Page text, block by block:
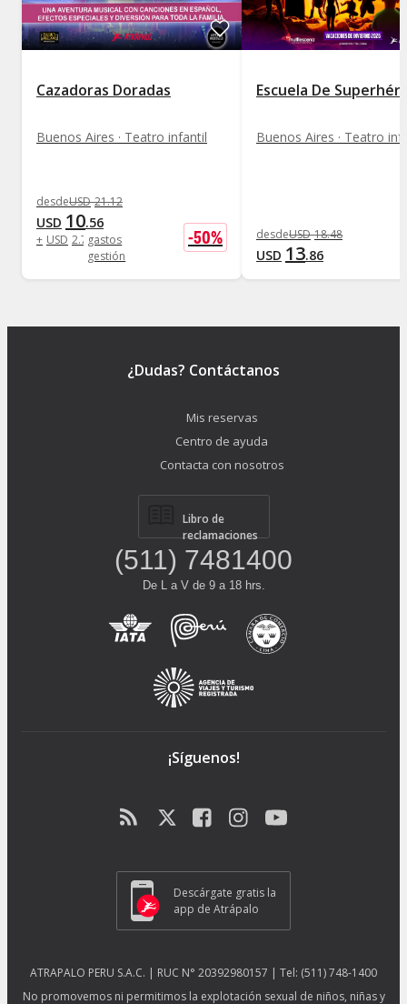
Cazadoras Doradas
Buenos Aires · Teatro infantil
desdeUSD 21.12
USD 10.56
+ USD 2.75gastos
gestión
-50%
Escuela De
Buenos Aires · Teatro
desdeUSD 18.48
USD 13.86
¿Dudas? Contáctanos
Mis reservas
Centro de ayuda
Contacta con nosotros
Libro de
reclamaciones
(511) 7481400
De L a V de 9 a 18 hrs.
¡Síguenos!
Descárgate gratis la
app de Atrápalo
ATRAPALO PERU S.A.C. | RUC N° 20392980157 | Tel: (511) 748-1400
No promovemos ni permitimos la explotación sexual de niños, niñas y